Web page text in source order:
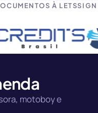
À LETSSIGN
motoboy e